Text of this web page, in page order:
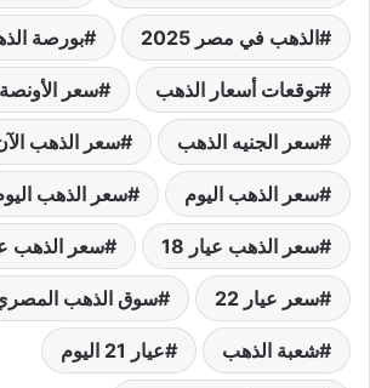
الذهب في مصر 2025 بورصة
توقعات أسعار الذهب سعر الأونصة
سعر الجنيه الذهب سعر الذهب
سعر الذهب اليوم سعر الذهب
سعر الذهب عيار 18 سعر الذهب
سعر عيار 22 سوق الذهب
شعبة الذهب عيار 21 اليوم